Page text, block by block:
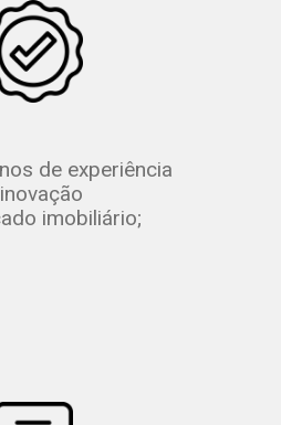
de experiência
imobiliário;